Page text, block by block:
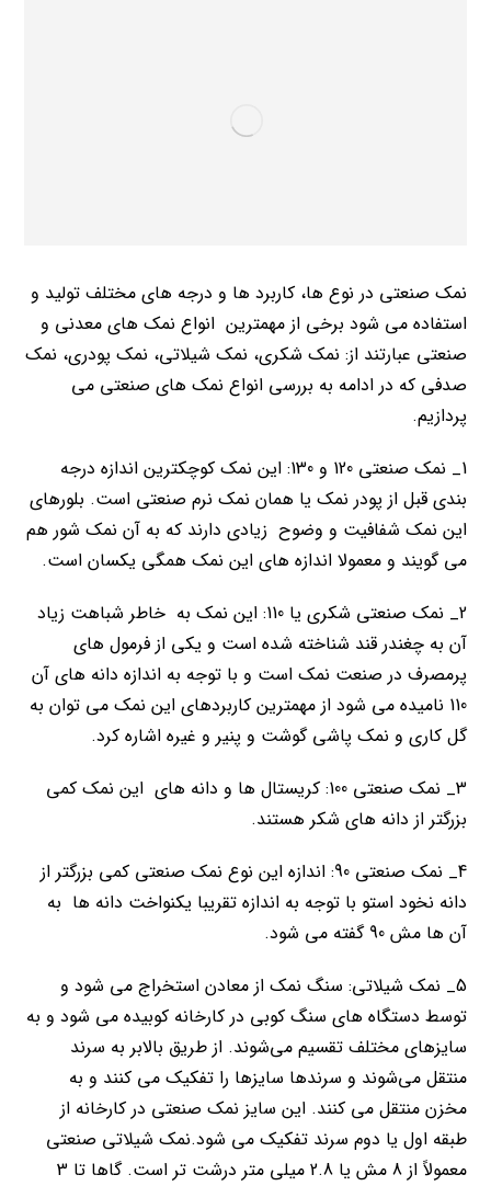
نمک صنعتی در نوع ها، کاربرد ها و درجه های مختلف تولید و
استفاده می شود برخی از مهمترین انواع نمک های معدنی و
صنعتی عبارتند از: نمک شکری، نمک شیلاتی، نمک پودری، نمک
صدفی که در ادامه به بررسی انواع نمک های صنعتی می
پردازیم.
1_ نمک صنعتی 120 و 130: این نمک کوچکترین اندازه درجه
بندی قبل از پودر نمک یا همان نمک نرم صنعتی است. بلورهای
این نمک شفافیت و وضوح زیادی دارند که به آن نمک شور هم
می گویند و معمولا اندازه های این نمک همگی یکسان است.
2_ نمک صنعتی شکری یا 110: این نمک به خاطر شباهت زیاد
آن به چغندر قند شناخته شده است و یکی از فرمول های
پرمصرف در صنعت نمک است و با توجه به اندازه دانه های آن
110 نامیده می شود از مهمترین کاربردهای این نمک می توان به
گل کاری و نمک پاشی گوشت و پنیر و غیره اشاره کرد.
3_ نمک صنعتی 100: کریستال ها و دانه های این نمک کمی
بزرگتر از دانه های شکر هستند.
4_ نمک صنعتی 90: اندازه این نوع نمک صنعتی کمی بزرگتر از
دانه نخود استو با توجه به اندازه تقریبا یکنواخت دانه ها به
آن ها مش 90 گفته می شود.
5_ نمک شیلاتی: سنگ نمک از معادن استخراج می شود و
توسط دستگاه های سنگ کوبی در کارخانه کوبیده می شود و به
سایزهای مختلف تقسیم می‌شوند. از طریق بالابر به سرند
منتقل می‌شوند و سرندها سایزها را تفکیک می کنند و به
مخزن منتقل می کنند. این سایز نمک صنعتی در کارخانه از
طبقه اول یا دوم سرند تفکیک می شود.نمک شیلاتی صنعتی
معمولاً از 8 مش یا 2.8 میلی متر درشت تر است. گاها تا 3